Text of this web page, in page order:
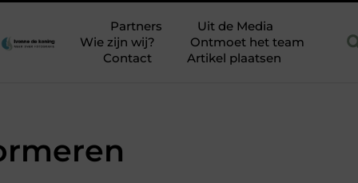
Partners
Uit de Media
Wie zijn wij?
Ontmoet het team
Contact
Artikel plaatsen